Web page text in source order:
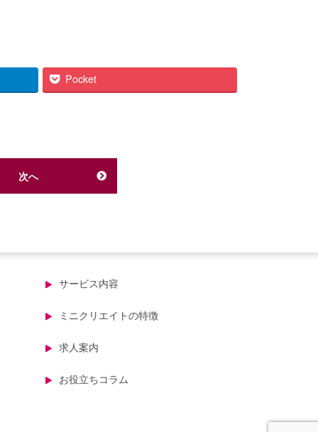
Pocket
次へ
サービス内容
ミニクリエイトの特徴
求人案内
お役立ちコラム